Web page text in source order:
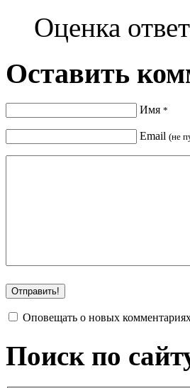
Оценка
Оставить
Имя *
Email (не
Оповещать о новых
Поиск по